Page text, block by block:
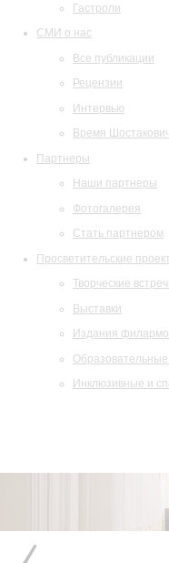
Гастроли
СМИ о нас
Все публикации
Рецензии
Интервью
Время
Партнеры
Наши партнеры
Фотогалерея
Стать партнером
Просветительские
Творческие
Выставки
Издания
Инклюзивные и